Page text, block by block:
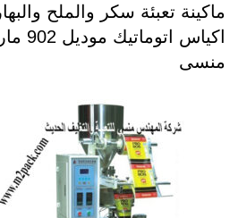
ماكينة تعبئة سكر والملح
اكياس
منسى